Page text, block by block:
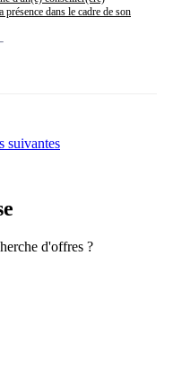
dans le cadre de son
suivantes
d'offres ?